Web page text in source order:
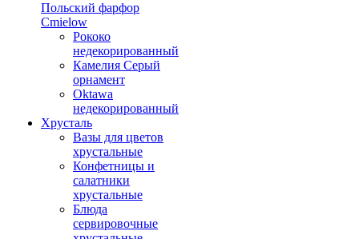
Польский фарфор
Сmielow
Рококо
недекорированный
Камелия Серый
орнамент
Oktawa
недекорированный
Хрусталь
Вазы для цветов
хрустальные
Конфетницы и
салатники
хрустальные
Блюда
сервировочные